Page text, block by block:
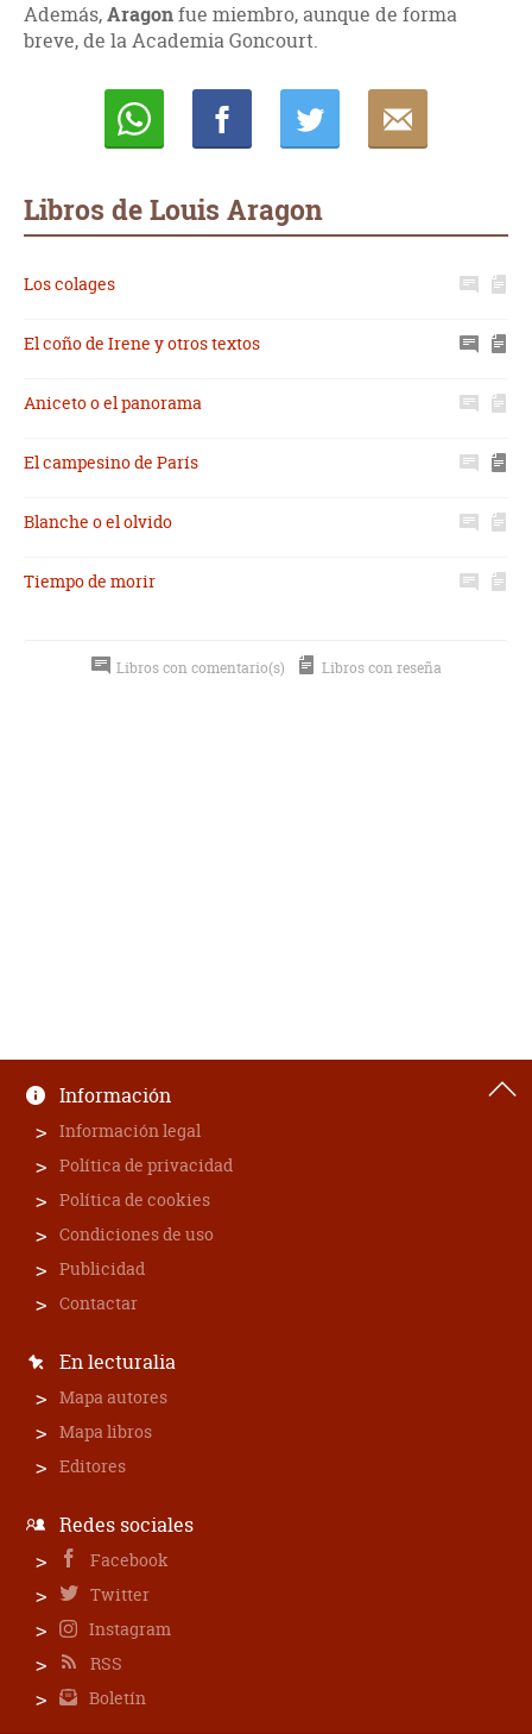
Además,Aragonfue miembro, aunque de forma
breve, de la Academia Goncourt.
Libros de Louis Aragon
Los colages
El coño de Irene y otros textos
Aniceto o el panorama
El campesino de París
Blanche o el olvido
Tiempo de morir
Libros con comentario(s) Libros con reseña
Información
Información legal
Política de privacidad
Política de cookies
Condiciones de uso
Publicidad
Contactar
En lecturalia
Mapa autores
Mapa libros
Editores
Redes sociales
Facebook
Twitter
Instagram
RSS
Boletín